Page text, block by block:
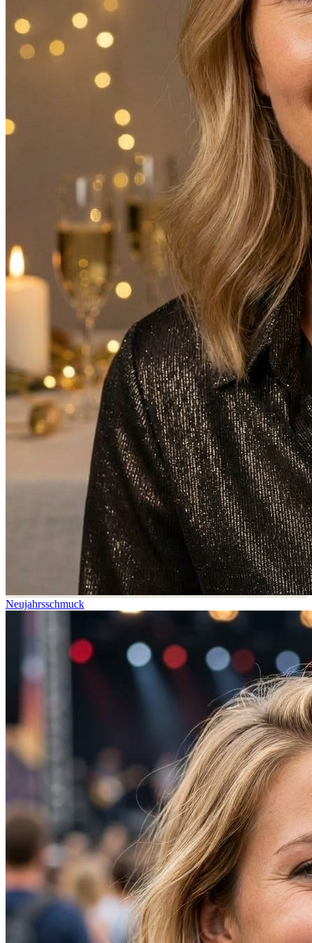
Neujahrsschmuck